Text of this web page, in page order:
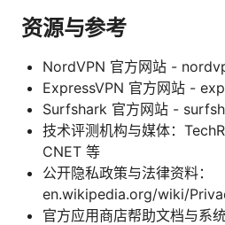
资源与参考
NordVPN 官方网站 -
ExpressVPN 官方网站 -
Surfshark 官方网站 -
技术评测机构与媒体：
CNET 等
公开隐私政策与法律资料：
en.wikipedia.org/wiki/
官方应用商店帮助文档与系